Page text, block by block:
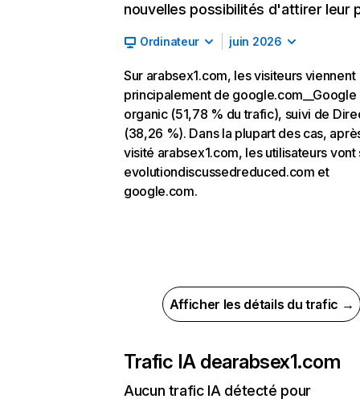
nouvelles possibilités d'attirer leur
Ordinateur juin 2026
Sur arabsex1.com, les visiteurs viennent
principalement de google.com__Google
organic (51,78 % du trafic), suivi de
(38,26 %). Dans la plupart des cas,
visité arabsex1.com, les utilisateurs vont
evolutiondiscussedreduced.com et
google.com.
Afficher les détails du trafic →
Trafic IA dearabsex1.com
Aucun trafic IA détecté pour